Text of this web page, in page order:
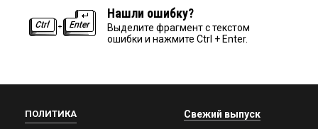
Нашли ошибку?
Выделите фрагмент с текстом
ошибки и нажмите Ctrl + Enter.
ПОЛИТИКА Свежий выпуск